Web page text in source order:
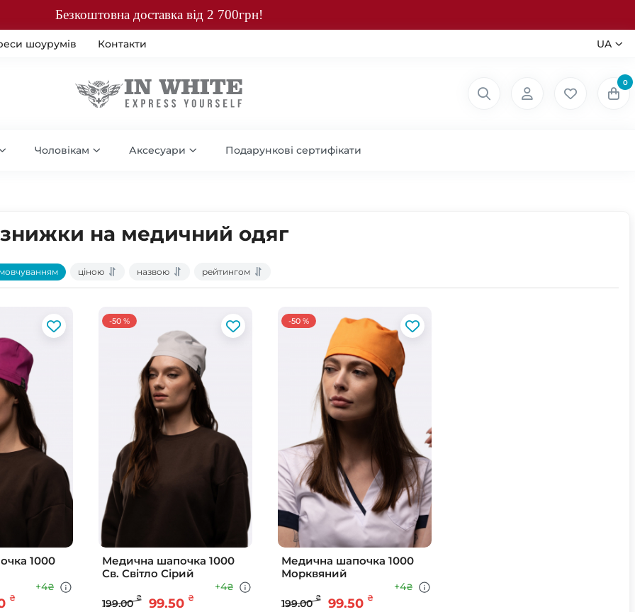
Безкоштовна доставка від 2 700грн!
шоурумів Контакти UA
0
Чоловікам Аксесуари Подарункові сертифікати
знижки на медичний одяг
ціною назвою рейтингом
1000
₴
+4₴
-50 %
Медична шапочка 1000
Св. Свiтло Сiрий
199.00 ₴ 99.50 ₴
+4₴
-50 %
Медична шапочка 1000
Морквяний
199.00 ₴ 99.50 ₴
+4₴